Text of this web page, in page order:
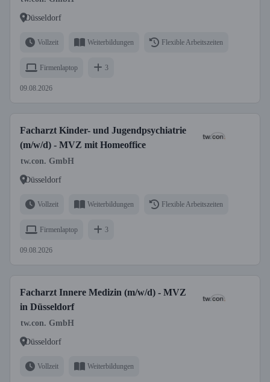
Düsseldorf
Vollzeit Weiterbildungen Flexible Arbeitszeiten
Firmenlaptop 3
09.08.2026
Facharzt Kinder- und Jugendpsychiatrie
(m/w/d) - MVZ mit Homeoffice
tw.con. GmbH
Düsseldorf
Vollzeit Weiterbildungen Flexible Arbeitszeiten
Firmenlaptop 3
09.08.2026
Facharzt Innere Medizin (m/w/d) - MVZ
in Düsseldorf
tw.con. GmbH
Düsseldorf
Vollzeit Weiterbildungen